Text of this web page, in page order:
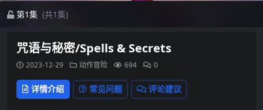
第1集 (共1集)
咒语与秘密/Spells & Secrets
2023-12-29 动作冒险 694 0
详情介绍 常见问题 评论建议